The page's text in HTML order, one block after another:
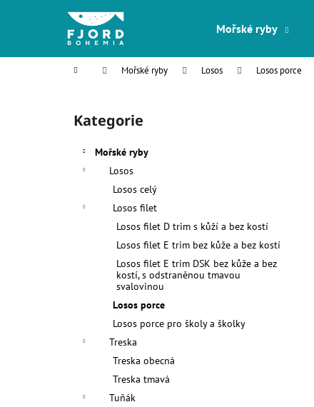
Mořské ryby
Domů Mořské ryby Losos Losos porce
Přeskočit
kategorie
Kategorie
Mořské ryby
Losos
Losos celý
Losos filet
Losos filet D trim s kůží a bez kostí
Losos filet E trim bez kůže a bez kostí
Losos filet E trim DSK bez kůže a bez
kostí, s odstraněnou tmavou
svalovinou
Losos porce
Losos porce pro školy a školky
Treska
Treska obecná
Treska tmavá
Tuňák
í
Zpět
do
Zpět
do